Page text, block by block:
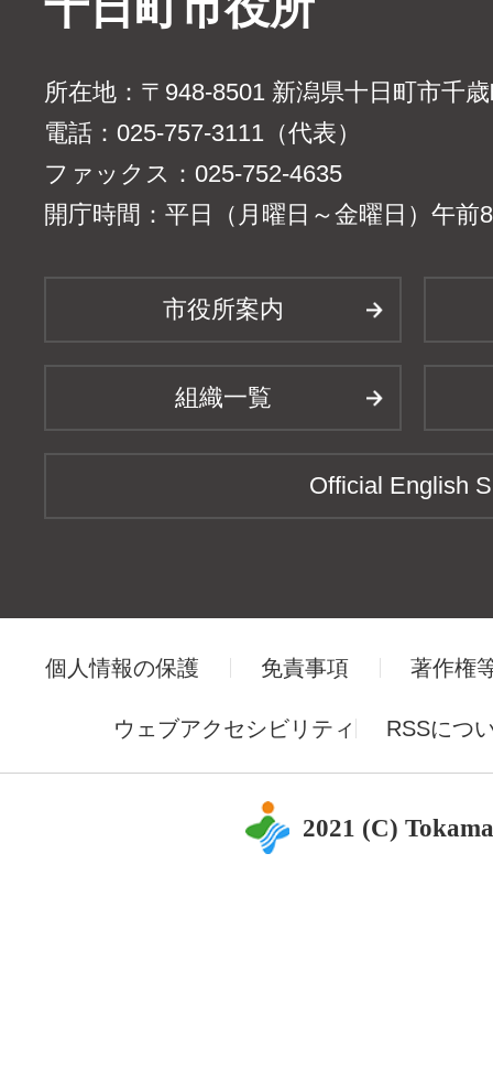
所在地：〒948-8501 新潟県十日町市千
電話：025-757-3111（代表）
ファックス：025-752-4635
開庁時間：平日（月曜日～金曜日）午前
市役所案内
組織一覧
Official English
個人情報の保護 免責事項 著作権
ウェブアクセシビリティ RSSにつ
2021 (C)